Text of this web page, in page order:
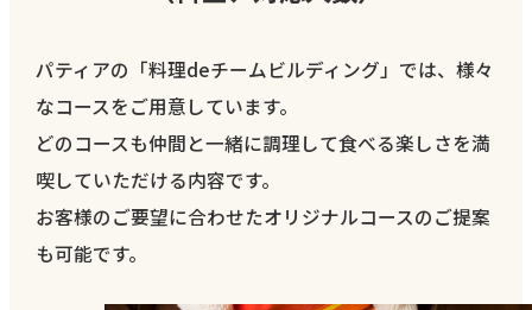
パティアの「料理deチームビルディング」では、様々
なコースをご用意しています。
どのコースも仲間と一緒に調理して食べる楽しさを満
喫していただける内容です。
お客様のご要望に合わせたオリジナルコースのご提案
も可能です。